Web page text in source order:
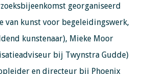
georganiseerd
van kunst voor begeleidingswerk,
kunstenaar), Mieke Moor
bij Twynstra Gudde)
en directeur bij Phoenix